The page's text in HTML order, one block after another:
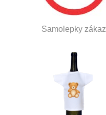
Samolepky zákaz